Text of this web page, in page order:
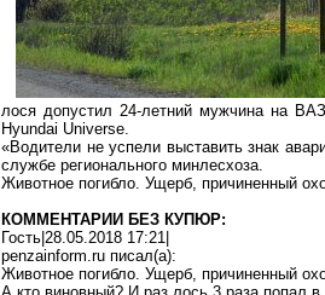
лося допустил 24-летний мужчина на
Hyundai Universe.
«Водители не успели выставить знак
службе регионального минлесхоза.
Животное погибло. Ущерб, причиненный
КОММЕНТАРИИ БЕЗ КУПЮР:
Гость|28.05.2018 17:21|
penzainform.ru писал(a):
Животное погибло. Ущерб, причиненный